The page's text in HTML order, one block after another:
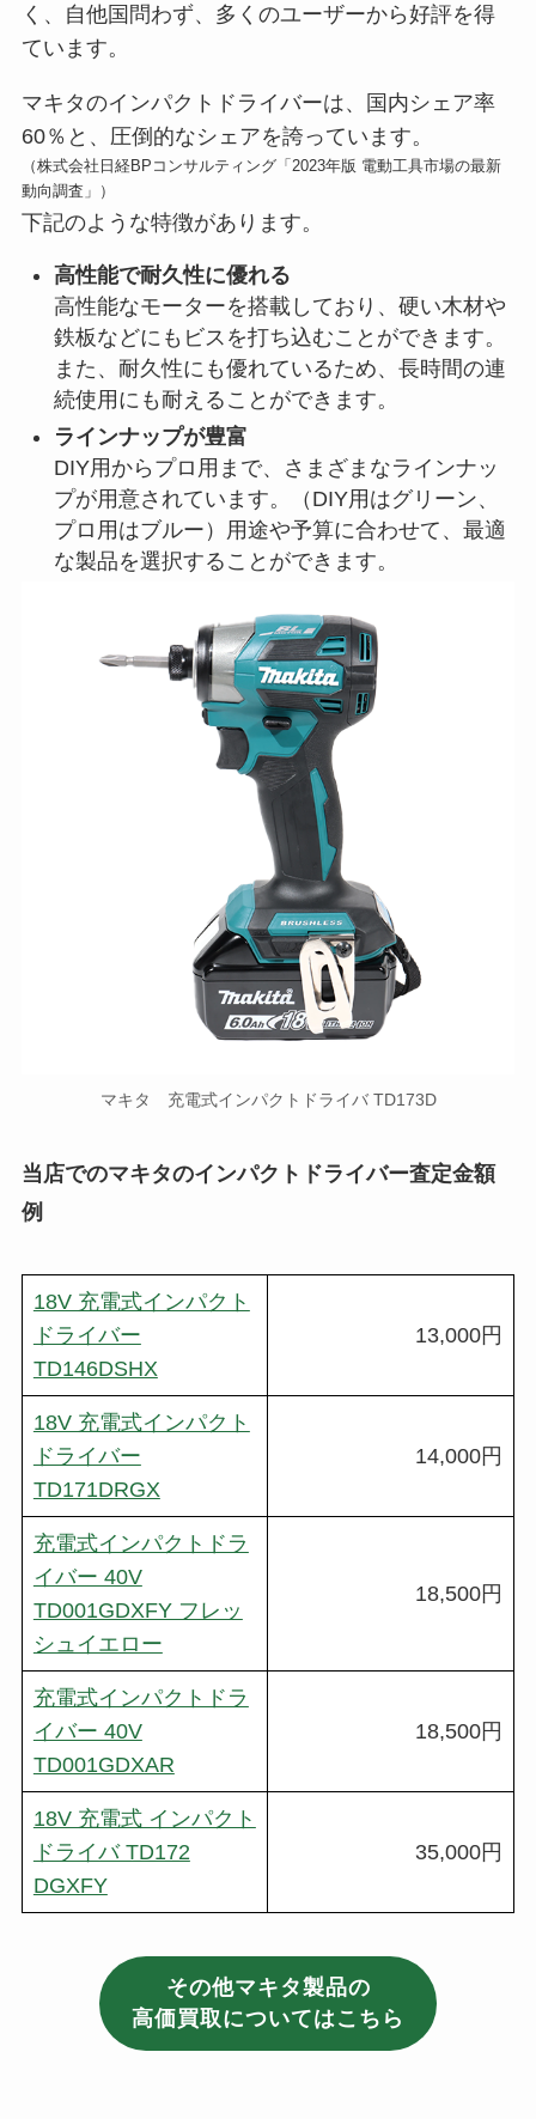
く、自他国問わず、多くのユーザーから好評を得
ています。
マキタのインパクトドライバーは、国内シェア率
60％と、圧倒的なシェアを誇っています。
（株式会社日経BPコンサルティング「2023年版 電動工具市場の最新
動向調査」）
下記のような特徴があります。
高性能で耐久性に優れる
高性能なモーターを搭載しており、硬い木材や
鉄板などにもビスを打ち込むことができます。
また、耐久性にも優れているため、長時間の連
続使用にも耐えることができます。
ラインナップが豊富
DIY用からプロ用まで、さまざまなラインナッ
プが用意されています。（DIY用はグリーン、
プロ用はブルー）用途や予算に合わせて、最適
な製品を選択することができます。
マキタ 充電式インパクトドライバ TD173D
当店でのマキタのインパクトドライバー査定金額
例
18V 充電式インパクト
ドライバー
TD146DSHX
13,000円
18V 充電式インパクト
ドライバー
TD171DRGX
14,000円
充電式インパクトドラ
イバー 40V
TD001GDXFY フレッ
シュイエロー
18,500円
充電式インパクトドラ
イバー 40V
TD001GDXAR
18,500円
18V 充電式 インパクト
ドライバ TD172
DGXFY
35,000円
その他マキタ製品の
高価買取についてはこちら